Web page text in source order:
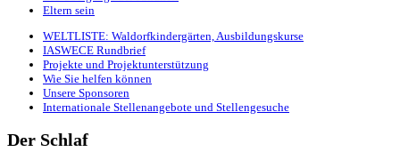
Eltern sein
WELTLISTE: Waldorfkindergärten, Ausbildungskurse
IASWECE Rundbrief
Projekte und Projektunterstützung
Wie Sie helfen können
Unsere Sponsoren
Internationale Stellenangebote und Stellengesuche
Der Schlaf